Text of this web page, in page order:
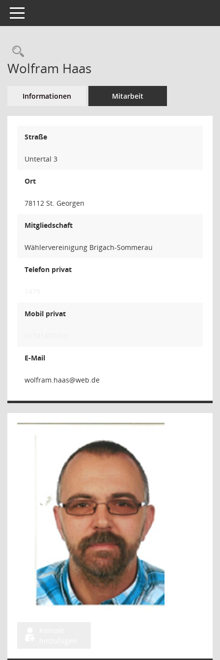
Toggle navigation
Rechercheauswahl
Wolfram Haas
Informationen Mitarbeit
Straße
Untertal 3
Ort
78112 St. Georgen
Mitgliedschaft
Wählervereinigung Brigach-Sommerau
Telefon privat
Mobil privat
E-Mail
saah.m